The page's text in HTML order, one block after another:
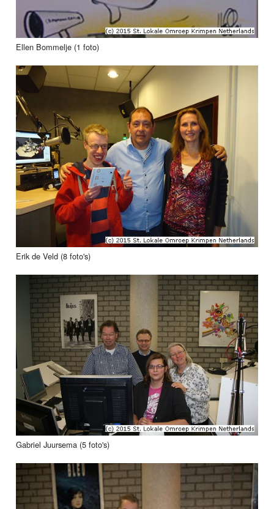
Ellen Bommelje (1 foto)
Erik de Veld (8 foto's)
Gabriel Juursema (5 foto's)